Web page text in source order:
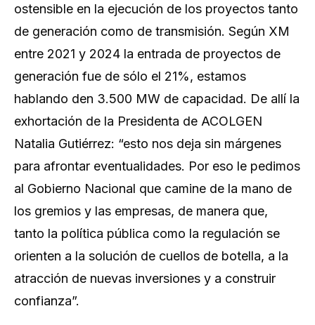
ostensible en la ejecución de los proyectos tanto
de generación como de transmisión. Según XM
entre 2021 y 2024 la entrada de proyectos de
generación fue de sólo el 21%, estamos
hablando den 3.500 MW de capacidad. De allí la
exhortación de la Presidenta de ACOLGEN
Natalia Gutiérrez: “esto nos deja sin márgenes
para afrontar eventualidades. Por eso le pedimos
al Gobierno Nacional que camine de la mano de
los gremios y las empresas, de manera que,
tanto la política pública como la regulación se
orienten a la solución de cuellos de botella, a la
atracción de nuevas inversiones y a construir
confianza”.